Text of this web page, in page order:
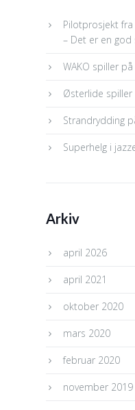
Pilotprosjekt
– Det er en god
WAKO spiller
Østerlide spiller
Strandrydding
Superhelg i
Arkiv
april 2026
april 2021
oktober 2020
mars 2020
februar 2020
november 2019